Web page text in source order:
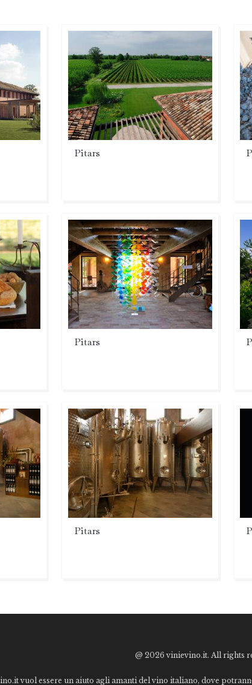
Pitars
Pitars
Pitars
@ 2026 vinievino.it. All rights
vuol essere un aiuto agli amanti del vino italiano, dove